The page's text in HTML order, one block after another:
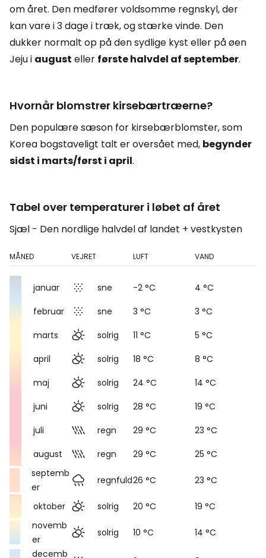
om året. Den medfører voldsomme regnskyl, der
kan vare i 3 dage i træk, og stærke vinde. Den
dukker normalt op på den sydlige kyst eller på øen
Jeju i august eller første halvdel af september.
Hvornår blomstrer kirsebærtræerne?
Den populære sæson for kirsebærblomster, som
Korea bogstaveligt talt er oversået med, begynder
sidst i marts/først i april.
Tabel over temperaturer i løbet af året
Sjæl - Den nordlige halvdel af landet + vestkysten
MÅNED VEJRET LUFT VAND
januar sne -2 °C
4 °C
februar
sne 3 °C
3 °C
marts
solrig 11 °C
5 °C
april
solrig 18 °C
8 °C
maj
solrig 24 °C
14 °C
juni
solrig 28 °C
19 °C
juli
regn 29 °C
23 °C
august
regn 29 °C
25 °C
septemb
er
regnfuld26 °C 23 °C
oktober solrig 20 °C
19 °C
novemb
er
solrig 10 °C
14 °C
decemb